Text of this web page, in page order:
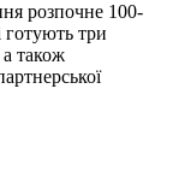
розпочне 100-
готують три
а також